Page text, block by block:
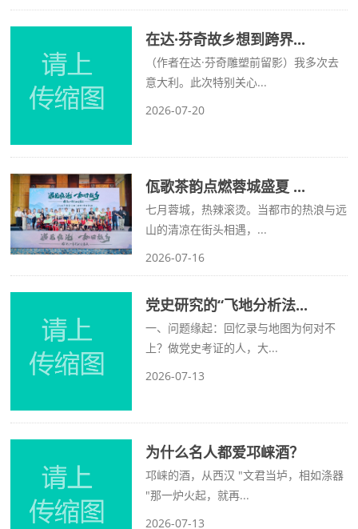
在达·芬奇故乡想到跨界...
（作者在达·芬奇雕塑前留影）我多次去
意大利。此次特别关心...
2026-07-20
佤歌茶韵点燃蓉城盛夏 ...
七月蓉城，热辣滚烫。当都市的热浪与远
山的清凉在街头相遇，...
2026-07-16
党史研究的“飞地分析法...
一、问题缘起：回忆录与地图为何对不
上？做党史考证的人，大...
2026-07-13
为什么名人都爱邛崃酒？
邛崃的酒，从西汉 "文君当垆，相如涤器
"那一炉火起，就再...
2026-07-13